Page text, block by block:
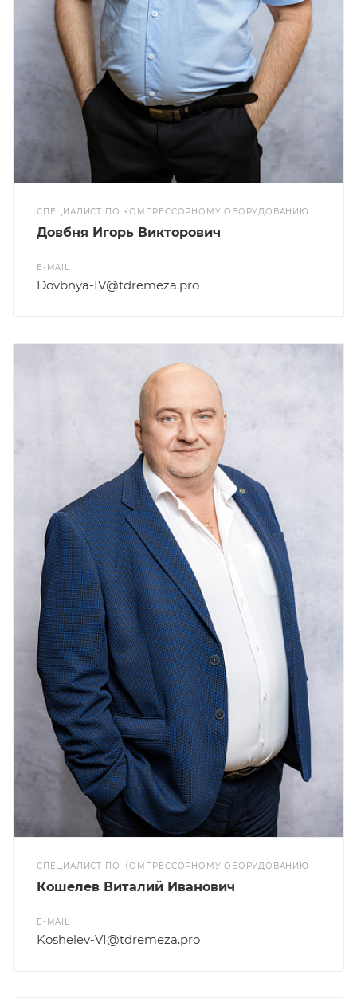
СПЕЦИАЛИСТ ПО КОМПРЕССОРНОМУ ОБОРУДОВАНИЮ
Довбня Игорь Викторович
E-MAIL
Dovbnya-IV@tdremeza.pro
СПЕЦИАЛИСТ ПО КОМПРЕССОРНОМУ ОБОРУДОВАНИЮ
Кошелев Виталий Иванович
E-MAIL
Koshelev-VI@tdremeza.pro